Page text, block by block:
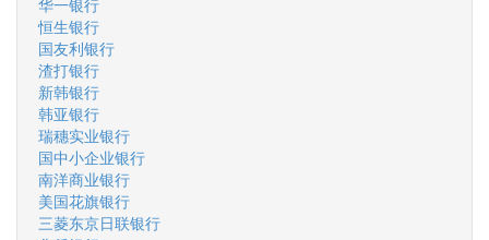
华一银行
恒生银行
国友利银行
渣打银行
新韩银行
韩亚银行
瑞穗实业银行
国中小企业银行
南洋商业银行
美国花旗银行
三菱东京日联银行